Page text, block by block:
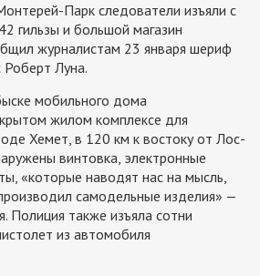
Парк следователи изъяли с
гильзы и большой магазин
журналистам 23 января шериф
Луна.
мобильного дома
жилом комплексе для
Хемет, в 120 км к востоку от Лос-
винтовка, электронные
«которые наводят нас на мысль,
самодельные изделия» —
Полиция также изъяла сотни
из автомобиля